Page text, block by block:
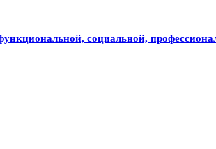
социальной,